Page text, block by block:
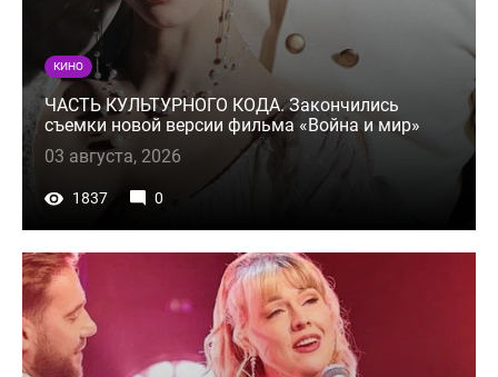
КИНО
ЧАСТЬ КУЛЬТУРНОГО КОДА. Закончились
съемки новой версии фильма «Война и мир»
03 августа, 2026
1837 0